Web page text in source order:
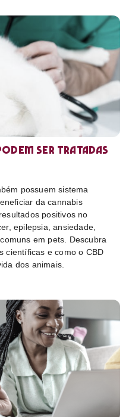
ser tratadas
possuem sistema
da cannabis
positivos no
epilepsia, ansiedade,
em pets. Descubra
científicas e como o CBD
dos animais.